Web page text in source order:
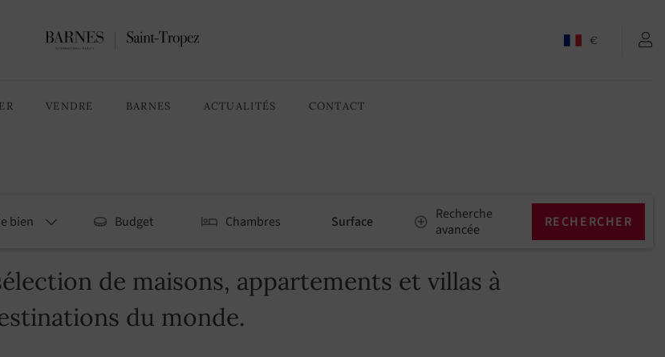
€
VENDRE BARNES ACTUALITÉS CONTACT
bien Budget Chambres Surface
Recherche
avancée
de maisons, appartements et villas à
du monde.